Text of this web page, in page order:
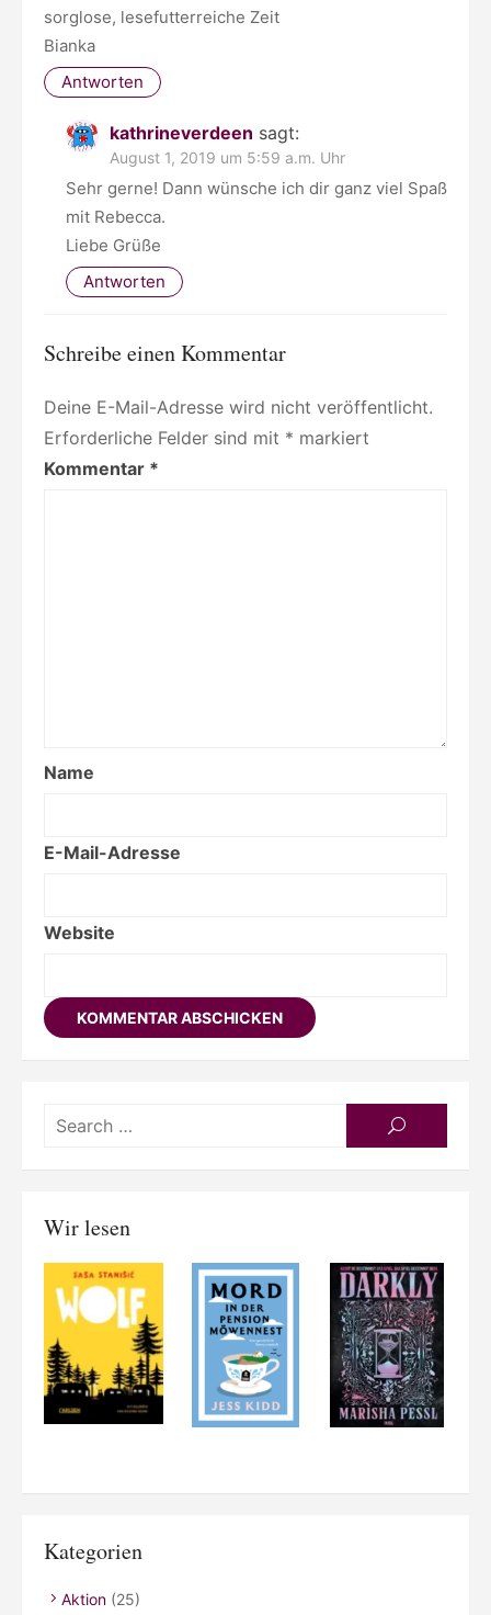
sorglose, lesefutterreiche Zeit
Bianka
Antworten
kathrineverdeen sagt:
August 1, 2019 um 5:59 a.m. Uhr
Sehr gerne! Dann wünsche ich dir ganz viel Spaß
mit Rebecca.
Liebe Grüße
Antworten
Schreibe einen Kommentar
Deine E-Mail-Adresse wird nicht veröffentlicht.
Erforderliche Felder sind mit * markiert
Kommentar *
Name
E-Mail-Adresse
Website
SEARCH
Wir lesen
Kategorien
Aktion (25)